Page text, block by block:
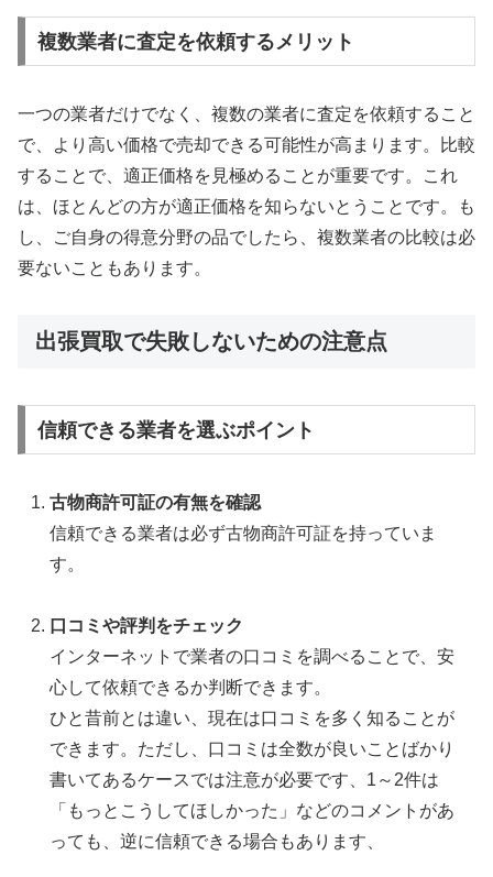
複数業者に査定を依頼するメリット
一つの業者だけでなく、複数の業者に査定を依頼すること
で、より高い価格で売却できる可能性が高まります。比較
することで、適正価格を見極めることが重要です。これ
は、ほとんどの方が適正価格を知らないとうことです。も
し、ご自身の得意分野の品でしたら、複数業者の比較は必
要ないこともあります。
出張買取で失敗しないための注意点
信頼できる業者を選ぶポイント
古物商許可証の有無を確認
信頼できる業者は必ず古物商許可証を持っていま
す。
口コミや評判をチェック
インターネットで業者の口コミを調べることで、安
心して依頼できるか判断できます。
ひと昔前とは違い、現在は口コミを多く知ることが
できます。ただし、口コミは全数が良いことばかり
書いてあるケースでは注意が必要です、1～2件は
「もっとこうしてほしかった」などのコメントがあ
っても、逆に信頼できる場合もあります、